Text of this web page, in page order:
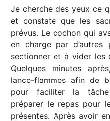
Je cherche des yeux ce
et constate que les
prévus. Le cochon qui
en charge par d’autres
sectionner et à vider les
Quelques minutes
lance-flammes afin de
pour faciliter la tâche
préparer le repas pour
présentes. Après avoir